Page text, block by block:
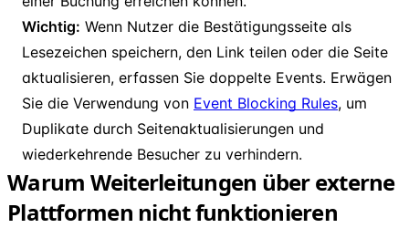
Wichtig: Wenn Nutzer die Bestätigungsseite als
Lesezeichen speichern, den Link teilen oder die Seite
aktualisieren, erfassen Sie doppelte Events. Erwägen
Sie die Verwendung von Event Blocking Rules, um
Duplikate durch Seitenaktualisierungen und
wiederkehrende Besucher zu verhindern.
Warum Weiterleitungen über externe
Plattformen nicht funktionieren